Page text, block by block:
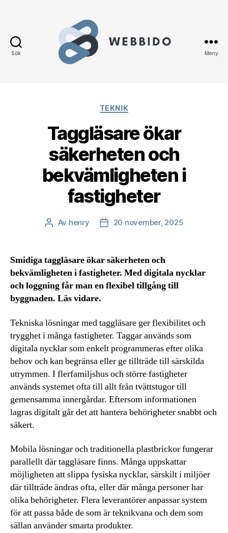
Sök Meny
Kategorier
TEKNIK
Taggläsare ökar
säkerheten och
bekvämligheten i
fastigheter
Inläggsförfattare
Av henry Inläggsdatum
20 november, 2025
Smidiga taggläsare ökar säkerheten och
bekvämligheten i fastigheter. Med digitala nycklar
och loggning får man en flexibel tillgång till
byggnaden. Läs vidare.
Tekniska lösningar med taggläsare ger flexibilitet och
trygghet i många fastigheter. Taggar används som
digitala nycklar som enkelt programmeras efter olika
behov och kan begränsa eller ge tillträde till särskilda
utrymmen. I flerfamiljshus och större fastigheter
används systemet ofta till allt från tvättstugor till
gemensamma innergårdar. Eftersom informationen
lagras digitalt går det att hantera behörigheter snabbt och
säkert.
Mobila lösningar och traditionella plastbrickor fungerar
parallellt där taggläsare finns. Många uppskattar
möjligheten att slippa fysiska nycklar, särskilt i miljöer
där tillträde ändras ofta, eller där många personer har
olika behörigheter. Flera leverantörer anpassar system
för att passa både de som är teknikvana och dem som
sällan använder smarta produkter.